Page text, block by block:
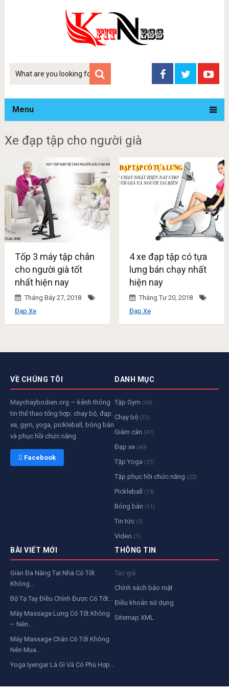
Tim
Menu
Xe đạp tập cho người già
Tốp 3 máy tập chân
cho người già tốt
nhất hiện nay
Tháng Bảy 27, 2018
Đạp Xe
4 xe đạp tập có tựa
lưng bán chạy nhất
hiện nay
Tháng Tư 20, 2018
Đạp Xe
VỀ CHÚNG TÔI
Maychaybodien.org — kênh thông
tin thể thao tổng hợp: chạy bộ, đạp
xe, gym, yoga, pickleball, bóng bàn
và phục hồi chức năng.
 Facebook
DANH MỤC
Tập Gym (60)
Chạy bộ (51)
Giảm cân (47)
Đạp xe (40)
Tập Yoga (27)
Tập phục hồi chức năng (22)
Pickleball (13)
Bóng bàn (11)
Tin tức (5)
Video (1)
BÀI VIẾT MỚI
Giàn Đa Năng Tại Nhà Có Tốt
Không...
Bộ Tạ Tay Điều Chỉnh Được Có Tốt...
Máy Massage Lưng Có Tốt Không
– Nên...
Máy Massage Chân Có Tốt Không
Nên Mua...
Yoga Iyengar Là Gì Và Có Phù Hợp...
THÔNG TIN
Tác giả
Chính sách bảo mật
Điều khoản sử dụng
Sitemap XML